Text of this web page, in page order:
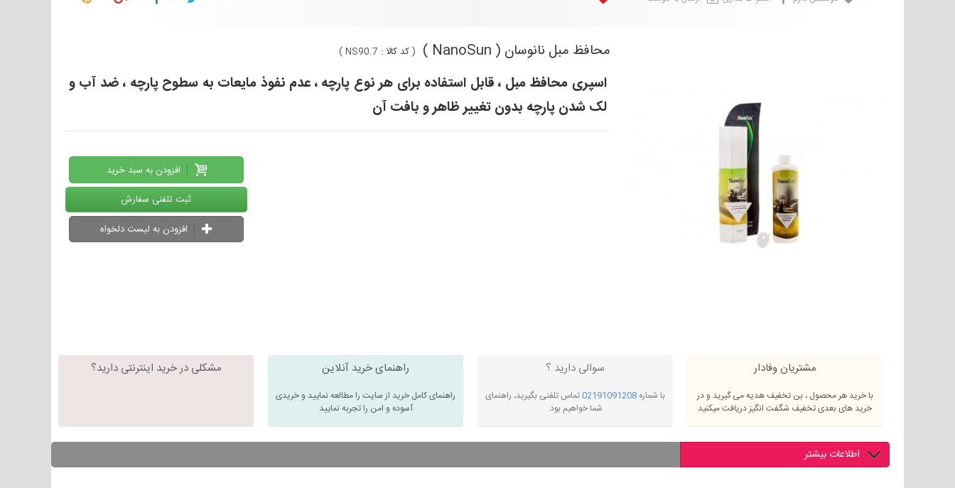
محافظ مبل نانوسان ( NanoSun ) (کد کالا : NS90.7
)
اسپری محافظ مبل ، قابل استفاده برای هر نوع پارچه ، عدم نفوذ مایعات به سطوح پارچه ، ضد آب و
لک شدن پارچه بدون تغییر ظاهر و بافت آن
افزودن به سبد خرید
ثبت تلفنی سفارش
افزودن به لیست دلخواه
مشتریان وفادار
با خرید هر محصول ، بن تخفیف هدیه می گیرید و در
خرید های بعدی تخفیف شگفت انگیز دریافت میکنید
سوالی دارید ؟
با شماره 02191091208تماس تلفنی بگیرید، راهنمای
شما خواهیم بود.
راهنمای خرید آنلاین
راهنمای کامل خرید از سایت را مطالعه نمایید و خریدی
آسوده و امن را تجربه نمایید
مشکلی در خرید اینترنتی دارید؟
اطلاعات بیشتر